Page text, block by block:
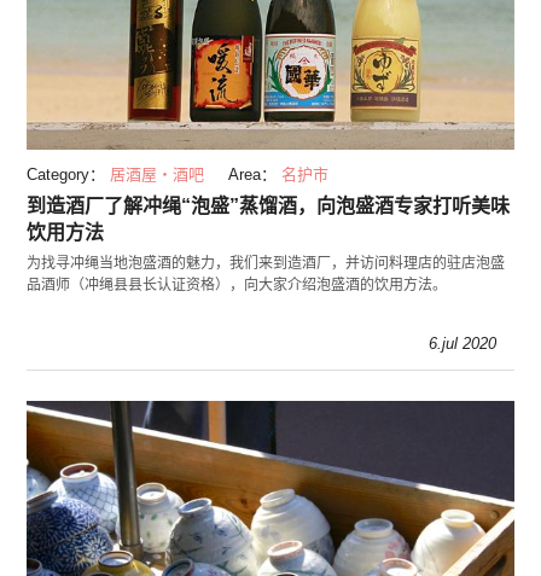
Category： 居酒屋・酒吧 Area： 名护市
到造酒厂了解冲绳“泡盛”蒸馏酒，向泡盛酒专家打听美味
饮用方法
为找寻冲绳当地泡盛酒的魅力，我们来到造酒厂，并访问料理店的驻店泡盛
品酒师（冲绳县县长认证资格），向大家介绍泡盛酒的饮用方法。
6.jul 2020